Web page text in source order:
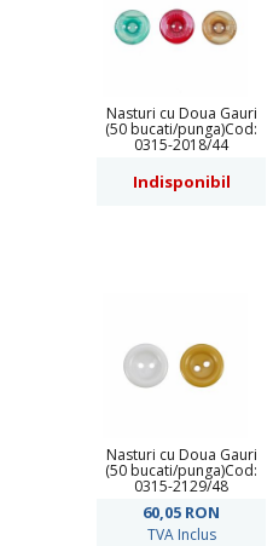
Nasturi cu Doua Gauri
(50 bucati/punga)Cod:
0315-2018/44
Indisponibil
Nasturi cu Doua Gauri
(50 bucati/punga)Cod:
0315-2129/48
60,05 RON
TVA Inclus